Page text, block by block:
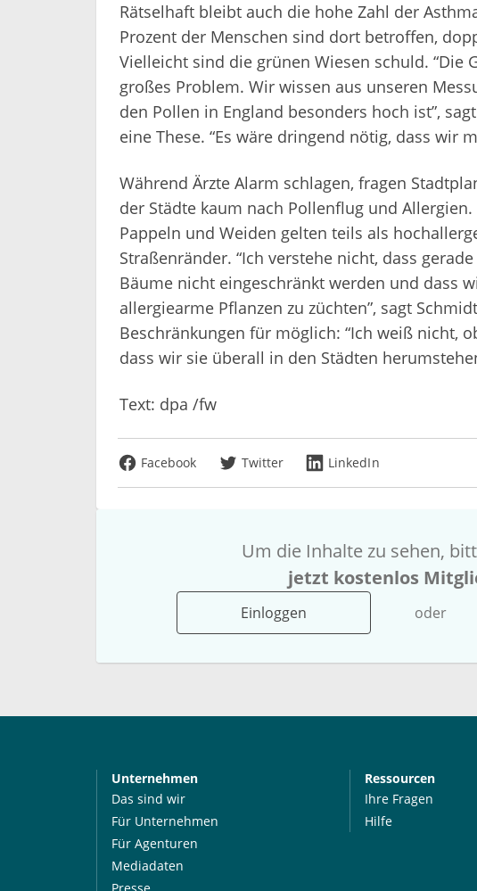
Rätselhaft bleibt auch die hohe Zahl der
Prozent der Menschen sind dort betroffen,
Vielleicht sind die grünen Wiesen schuld. “Die
großes Problem. Wir wissen aus unseren
den Pollen in England besonders hoch ist”,
eine These. “Es wäre dringend nötig, dass wir
Während Ärzte Alarm schlagen, fragen
der Städte kaum nach Pollenflug und
Pappeln und Weiden gelten teils als
Straßenränder. “Ich verstehe nicht, dass
Bäume nicht eingeschränkt werden und dass
allergiearme Pflanzen zu züchten”, sagt
Beschränkungen für möglich: “Ich weiß nicht,
dass wir sie überall in den Städten
Text: dpa /fw
Facebook Twitter LinkedIn
Um die Inhalte zu sehen,
jetzt kostenlos
Einloggen oder
Unternehmen
Das sind wir
Für Unternehmen
Für Agenturen
Mediadaten
Ressourcen
Ihre Fragen
Hilfe